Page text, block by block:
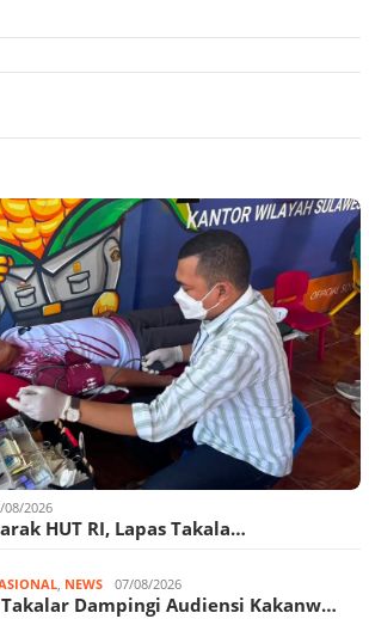
08/2026
HUT RI, Lapas Takala…
, NEWS 07/08/2026
Takalar Dampingi Audiensi Kakanw…